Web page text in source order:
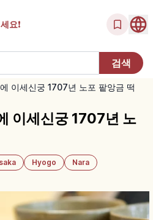
요!
이세신궁 1707년 노포 팥앙금 떡
이세신궁 1707년 노
Hyogo
Nara